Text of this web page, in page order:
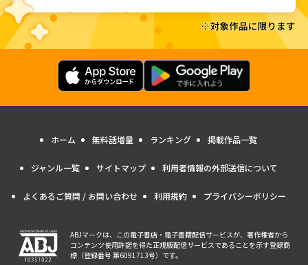
ホーム 無料話増量 ランキング 掲載作品一覧
ジャンル一覧 サイトマップ 利用者情報の外部送信について
よくあるご質問 / お問い合わせ 利用規約 プライバシーポリシー
ABJマークは、この電子書店・電子書籍配信サービスが、著作権者から
コンテンツ使用許諾を得た正規版配信サービスであることを示す登録商
標（登録番号 第6091713号）です。